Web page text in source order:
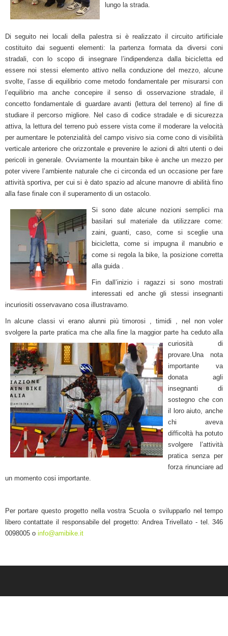
lungo la strada.
Di seguito nei locali della palestra si è realizzato il circuito artificiale
costituito dai seguenti elementi: la partenza formata da diversi coni
stradali, con lo scopo di insegnare l’indipendenza dalla bicicletta ed
essere noi stessi elemento attivo nella conduzione del mezzo, alcune
svolte, l’asse di equilibrio come metodo fondamentale per misurarsi con
l’equilibrio ma anche concepire il senso di osservazione stradale, il
concetto fondamentale di guardare avanti (lettura del terreno) al fine di
studiare il percorso migliore. Nel caso di codice stradale e di sicurezza
attiva, la lettura del terreno può essere vista come il moderare la velocità
per aumentare le potenzialità del campo visivo sia come cono di visibilità
verticale anteriore che orizzontale e prevenire le azioni di altri utenti o dei
pericoli in generale. Ovviamente la mountain bike è anche un mezzo per
poter vivere l’ambiente naturale che ci circonda ed un occasione per fare
attività sportiva, per cui si è dato spazio ad alcune manovre di abilità fino
alla fase finale con il superamento di un ostacolo.
Si sono date alcune nozioni semplici ma
basilari sul materiale da utilizzare come:
zaini, guanti, caso, come si sceglie una
bicicletta, come si impugna il manubrio e
come si regola la bike, la posizione corretta
alla guida .
Fin dall’inizio i ragazzi si sono mostrati
interessati ed anche gli stessi insegnanti
incuriositi osservavano cosa illustravamo.
In alcune classi vi erano alunni più timorosi , timidi , nel non voler
svolgere la parte pratica ma che alla fine la maggior parte ha ceduto alla
curiosità di
provare.Una nota
importante va
donata agli
insegnanti di
sostegno che con
il loro aiuto, anche
chi aveva
difficoltà ha potuto
svolgere l’attività
pratica senza per
forza rinunciare ad
un momento cosi importante.
Per portare questo progetto nella vostra Scuola o svilupparlo nel tempo
libero contattate il responsabile del progetto: Andrea Trivellato - tel. 346
0098005 o info@amibike.it